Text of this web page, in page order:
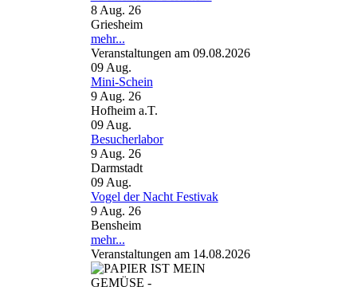
8 Aug. 26
Griesheim
mehr...
Veranstaltungen am 09.08.2026
09 Aug.
Mini-Schein
9 Aug. 26
Hofheim a.T.
09 Aug.
Besucherlabor
9 Aug. 26
Darmstadt
09 Aug.
Vogel der Nacht Festivak
9 Aug. 26
Bensheim
mehr...
Veranstaltungen am 14.08.2026